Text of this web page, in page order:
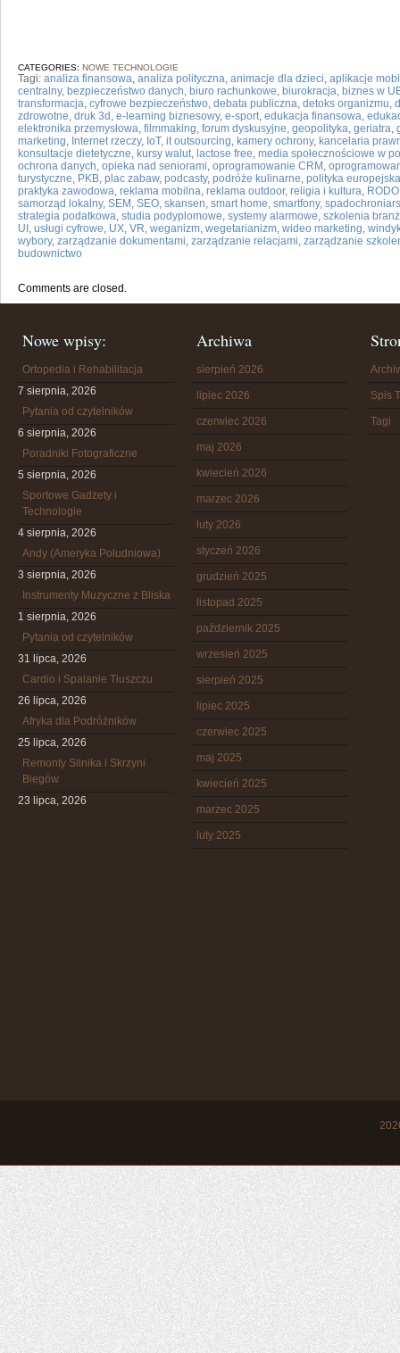
CATEGORIES: NOWE TECHNOLOGIE
Tagi: analiza finansowa, analiza polityczna, animacje dla dzieci, aplikacje
centralny, bezpieczeństwo danych, biuro rachunkowe, biurokracja, biznes w
transformacja, cyfrowe bezpieczeństwo, debata publiczna, detoks organizmu,
zdrowotne, druk 3d , e-learning biznesowy, e-sport, edukacja finansowa,
elektronika przemysłowa, filmmaking, forum dyskusyjne, geopolityka, geriatra,
marketing, Internet rzeczy, IoT, it outsourcing, kamery ochrony, kancelaria
konsultacje dietetyczne, kursy walut, lactose free, media społecznościowe w
ochrona danych, opieka nad seniorami, oprogramowanie CRM ,
turystyczne, PKB, plac zabaw, podcasty, podróże kulinarne, polityka europejska
praktyka zawodowa, reklama mobilna, reklama outdoor, religia i kultura, RODO
samorząd lokalny, SEM , SEO, skansen, smart home, smartfony,
strategia podatkowa, studia podyplomowe, systemy alarmowe, szkolenia
UI , usługi cyfrowe, UX, VR, weganizm, wegetarianizm, wideo marketing,
wybory, zarządzanie dokumentami, zarządzanie relacjami, zarządzanie
budownictwo
Comments are closed.
Nowe wpisy:
Ortopedia i Rehabilitacja
7 sierpnia, 2026
Pytania od czytelników
6 sierpnia, 2026
Poradniki Fotograficzne
5 sierpnia, 2026
Sportowe Gadżety i
Technologie
4 sierpnia, 2026
Andy (Ameryka Południowa)
3 sierpnia, 2026
Instrumenty Muzyczne z Bliska
1 sierpnia, 2026
Pytania od czytelników
31 lipca, 2026
Cardio i Spalanie Tłuszczu
26 lipca, 2026
Afryka dla Podróżników
25 lipca, 2026
Remonty Silnika i Skrzyni
Biegów
23 lipca, 2026
Archiwa
sierpień 2026
lipiec 2026
czerwiec 2026
maj 2026
kwiecień 2026
marzec 2026
luty 2026
styczeń 2026
grudzień 2025
listopad 2025
październik 2025
wrzesień 2025
sierpień 2025
lipiec 2025
czerwiec 2025
maj 2025
kwiecień 2025
marzec 2025
luty 2025
Spis
Tagi